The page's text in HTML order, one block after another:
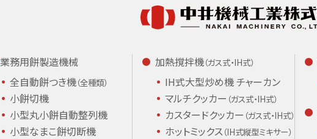
業務用餅製造機械
全自動餅つき機（全種類）
小餅切機
小型丸小餅自動整列機
小型なまこ餅切断機
加熱撹拌機（ガス式・IH式）
IH式大型炒め機チャーカン
マルチクッカー （ガス式・IH式）
カスタードクッカー （ガス式・IH式）
ホットミックス （IH式縦型ミキサー）